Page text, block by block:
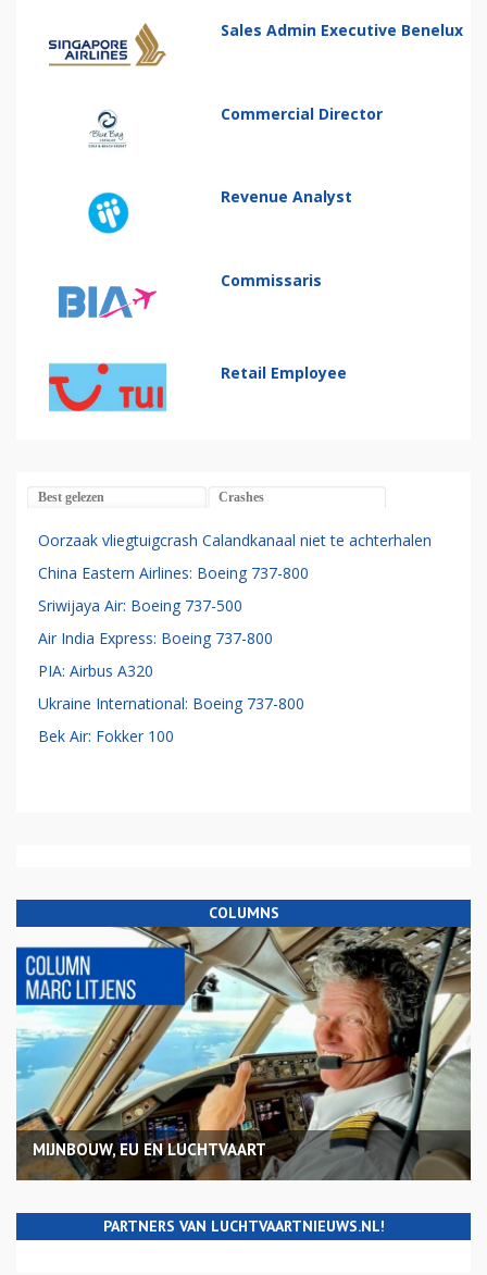
Sales Admin Executive Benelux
Commercial Director
Revenue Analyst
Commissaris
Retail Employee
Best gelezen Crashes
Oorzaak vliegtuigcrash Calandkanaal niet te achterhalen
China Eastern Airlines: Boeing 737-800
Sriwijaya Air: Boeing 737-500
Air India Express: Boeing 737-800
PIA: Airbus A320
Ukraine International: Boeing 737-800
Bek Air: Fokker 100
COLUMNS
MIJNBOUW, EU EN LUCHTVAART
PARTNERS VAN LUCHTVAARTNIEUWS.NL!